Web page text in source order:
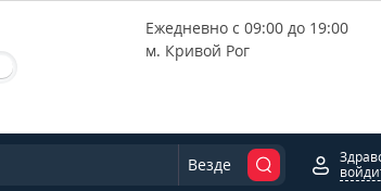
Ежедневно с 09:00 до 19:00
м. Кривой Рог
Везде